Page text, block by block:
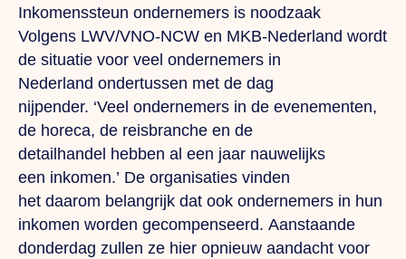
Inkomenssteun ondernemers is noodzaak
Volgens LWV/VNO-NCW en MKB-Nederland wordt
de situatie voor veel ondernemers in
Nederland ondertussen met de dag
nijpender. ‘Veel ondernemers in de evenementen,
de horeca, de reisbranche en de
detailhandel hebben al een jaar nauwelijks
een inkomen.’ De organisaties vinden
het daarom belangrijk dat ook ondernemers in hun
inkomen worden gecompenseerd. Aanstaande
donderdag zullen ze hier opnieuw aandacht voor